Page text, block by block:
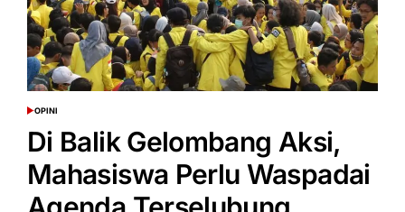
Menjaga
Persatuan
POSTED
OPINI
Di Balik Gelombang Aksi,
Mahasiswa Perlu Waspadai